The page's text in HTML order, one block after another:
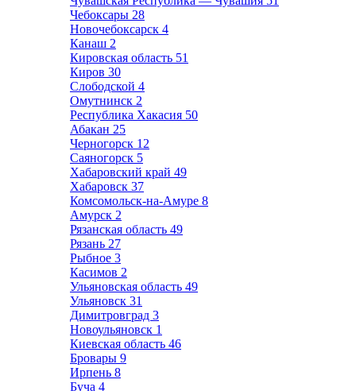
Чебоксары 28
Новочебоксарск 4
Канаш 2
Кировская область 51
Киров 30
Слободской 4
Омутнинск 2
Республика Хакасия 50
Абакан 25
Черногорск 12
Саяногорск 5
Хабаровский край 49
Хабаровск 37
Комсомольск-на-Амуре 8
Амурск 2
Рязанская область 49
Рязань 27
Рыбное 3
Касимов 2
Ульяновская область 49
Ульяновск 31
Димитровград 3
Новоульяновск 1
Киевская область 46
Бровары 9
Ирпень 8
Буча 4